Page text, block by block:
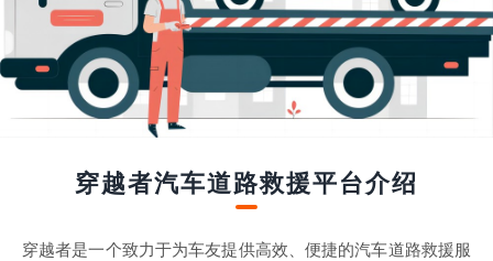
穿越者汽车道路救援平台介绍
穿越者是一个致力于为车友提供高效、便捷的汽车道路救援服